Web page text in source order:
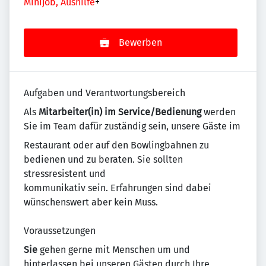
Bewerben
Aufgaben und Verantwortungsbereich
Als Mitarbeiter(in) im Service/Bedienungwerden
Sie im Team dafür zuständig sein, unsere Gäste im
Restaurant oder auf den Bowlingbahnen zu
bedienen und zu beraten. Sie sollten
stressresistent und
kommunikativ sein. Erfahrungen sind dabei
wünschenswert aber kein Muss.
Voraussetzungen
Sie gehen gerne mit Menschen um und